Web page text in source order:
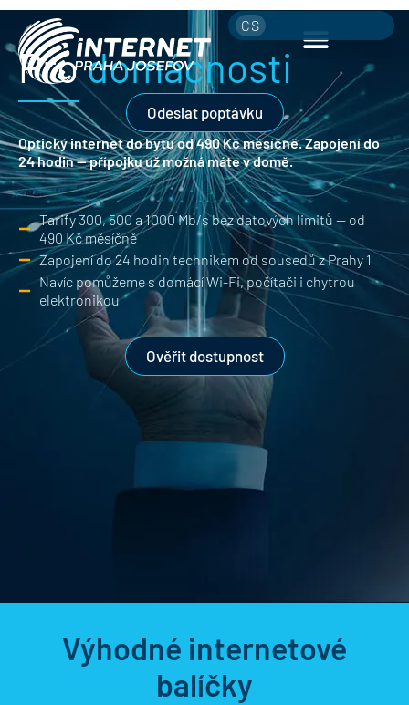
CS
Odeslat poptávku
Prodomácnosti
Optický internet do bytu od 490 Kč měsíčně.Zapojení do
24 hodin — přípojku už možná máte v domě.
Tarify 300, 500 a 1000 Mb/s bez datových limitů — od
490 Kč měsíčně
Zapojení do 24 hodin technikem od sousedů z Prahy 1
Navíc pomůžeme s domácí Wi-Fi, počítači i chytrou
elektronikou
Ověřit dostupnost
Výhodné internetové
balíčky